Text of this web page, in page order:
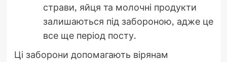
страви, яйця та молочні продукти
залишаються під забороною, адже це
все ще період посту.
Ці заборони допомагають вірянам